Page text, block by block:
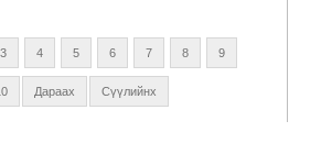
3 4 5 6 7 8 9
Дараах Сүүлийнх